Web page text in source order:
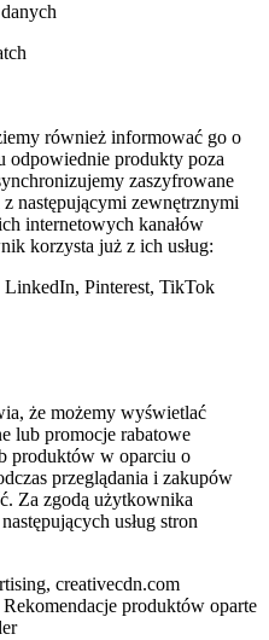
również informować go o
odpowiednie produkty poza
zaszyfrowane
następującymi zewnętrznymi
internetowych kanałów
korzysta już z ich usług:
Pinterest, TikTok
że możemy wyświetlać
lub promocje rabatowe
produktów w oparciu o
przeglądania i zakupów
Za zgodą użytkownika
usług stron
creativecdn.com
produktów oparte